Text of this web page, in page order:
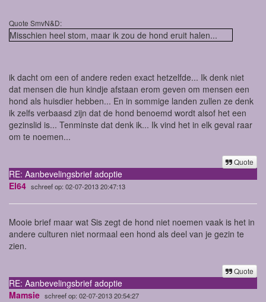
Quote SmvN&D:
Misschien heel stom, maar ik zou de hond eruit halen...
ik dacht om een of andere reden exact hetzelfde... Ik denk niet
dat mensen die hun kindje afstaan erom geven om mensen een
hond als huisdier hebben... En in sommige landen zullen ze denk
ik zelfs verbaasd zijn dat de hond benoemd wordt alsof het een
gezinslid is... Tenminste dat denk ik... Ik vind het in elk geval raar
om te noemen...
Quote
RE: Aanbevelingsbrief adoptie
El64 schreef op: 02-07-2013 20:47:13
Mooie brief maar wat Sis zegt de hond niet noemen vaak is het in
andere culturen niet normaal een hond als deel van je gezin te
zien.
Quote
RE: Aanbevelingsbrief adoptie
Mamsie schreef op: 02-07-2013 20:54:27